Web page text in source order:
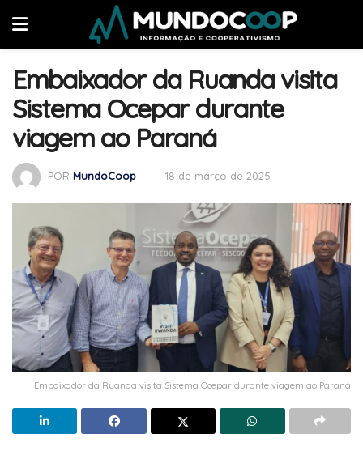
Embaixador da Ruanda visita
Sistema Ocepar durante
viagem ao Paraná
POR MundoCoop 18 de março de 2025
Embaixador da Ruanda visita Sistema Ocepar durante viagem ao Paraná